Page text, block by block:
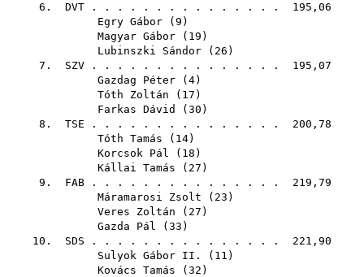
6. DVT . . . . . . . . . . . . . . . 195,06
Egry Gábor ( 9 )
Magyar Gábor ( 19 )
Lubinszki Sándor ( 26 )
7. SZV . . . . . . . . . . . . . . . 195,07
Gazdag Péter ( 4)
Tóth Zoltán ( 17 )
Farkas Dávid
( 30 )
8. TSE . . . . . . . . . . . . . . . 200,78
Tóth Tamás ( 14)
Korcsok Pál ( 18 )
Kállai Tamás ( 27 )
9. FAB . . . . . . . . . . . . . . . 219,79
Máramarosi Zsolt ( 23 )
Veres Zoltán ( 27 )
Gazda Pál ( 33 )
10. SDS . . . . . . . . . . . . . . . 221,90
Sulyok Gábor II.
( 11 )
Kovács Tamás ( 32 )